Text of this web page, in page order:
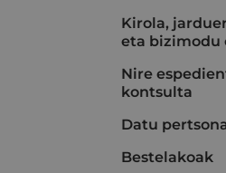
Kirola,
eta bizimodu
Nire
kontsulta
Datu
Bestelakoak